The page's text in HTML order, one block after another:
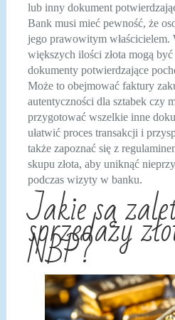
lub inny dokument
Bank musi mieć pewność, że
jego prawowitym właścicielem.
większych ilości złota mogą
dokumenty potwierdzające
Może to obejmować faktury
autentyczności dla sztabek czy
przygotować wszelkie inne
ułatwić proces transakcji i
także zapoznać się z
skupu złota, aby uniknąć
podczas wizyty w banku.
Jakie są
sprzedaży
NBP?